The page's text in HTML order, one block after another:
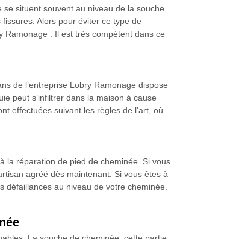
situent souvent au niveau de la souche.
Alors pour éviter ce type de
Ramonage . Il est très compétent dans ce
de l’entreprise Lobry Ramonage dispose
peut s’infiltrer dans la maison à cause
effectuées suivant les règles de l’art, où
la réparation de pied de cheminée. Si vous
agréé dès maintenant. Si vous êtes à
au niveau de votre cheminée.